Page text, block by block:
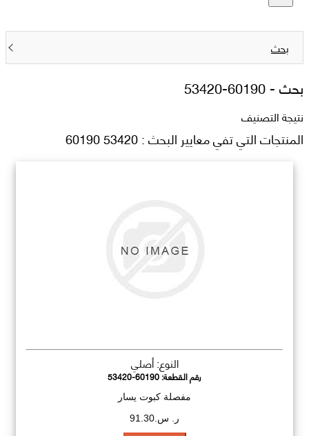
بحث
بحث -53420-60190
نتيجة التصنيف
المنتجات التي تفي معايير البحث : 53420 60190
النوع: أصلي
رقم القطعة:53420-60190
مفصلة كبوت يسار
ر. س.91.30